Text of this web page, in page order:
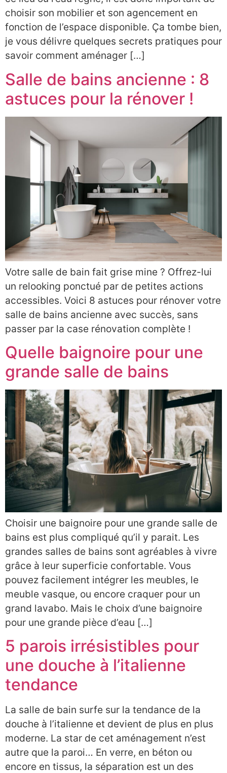
choisir son mobilier et son agencement en
fonction de l’espace disponible. Ça tombe bien,
je vous délivre quelques secrets pratiques pour
savoir comment aménager […]
Salle de bains ancienne : 8
astuces pour la rénover !
Votre salle de bain fait grise mine ? Offrez-lui
un relooking ponctué par de petites actions
accessibles. Voici 8 astuces pour rénover votre
salle de bains ancienne avec succès, sans
passer par la case rénovation complète !
Quelle baignoire pour une
grande salle de bains
Choisir une baignoire pour une grande salle de
bains est plus compliqué qu’il y parait. Les
grandes salles de bains sont agréables à vivre
grâce à leur superficie confortable. Vous
pouvez facilement intégrer les meubles, le
meuble vasque, ou encore craquer pour un
grand lavabo. Mais le choix d’une baignoire
pour une grande pièce d’eau […]
5 parois irrésistibles pour
une douche à l’italienne
tendance
La salle de bain surfe sur la tendance de la
douche à l’italienne et devient de plus en plus
moderne. La star de cet aménagement n’est
autre que la paroi… En verre, en béton ou
encore en tissus, la séparation est un des